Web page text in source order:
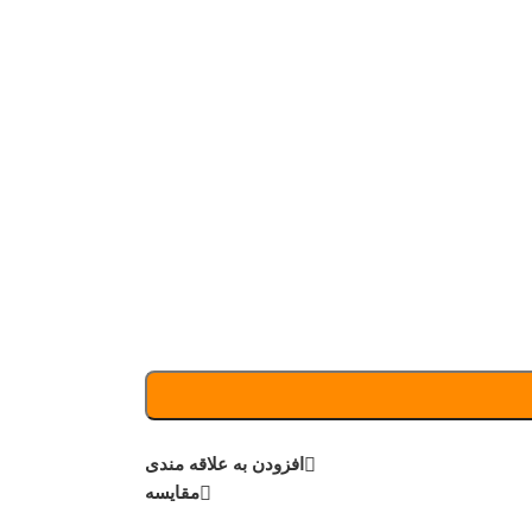
افزودن به علاقه مندی
مقایسه